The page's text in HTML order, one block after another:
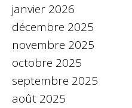
janvier 2026
décembre 2025
novembre 2025
octobre 2025
septembre 2025
août 2025